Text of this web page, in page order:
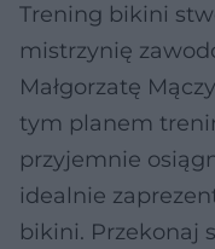
Trening bikini
mistrzynię
Małgorzatę
tym planem
przyjemnie
idealnie
bikini. Przekonaj